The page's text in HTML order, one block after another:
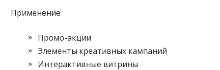
Применение:
Промо-акции
Элементы креативных кампаний
Интерактивные витрины